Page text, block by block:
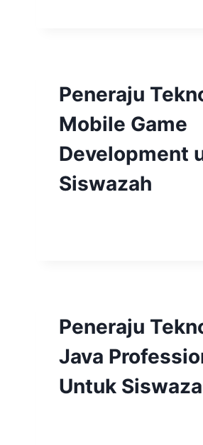
Peneraju
Mobile Game
Development
Siswazah
Peneraju
Java
Untuk